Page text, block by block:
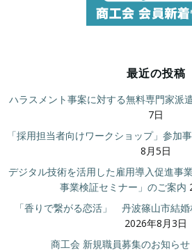
最近の投稿
ハラスメント事案に対する無料専門家派
7日
「採用担当者向けワークショップ」参加
8月5日
デジタル技術を活用した雇用導入促進事
事業検証セミナー」のご案内
「香りで繋がる恋活」 丹波篠山市結
2026年8月3日
商工会 新規職員募集のお知らせ